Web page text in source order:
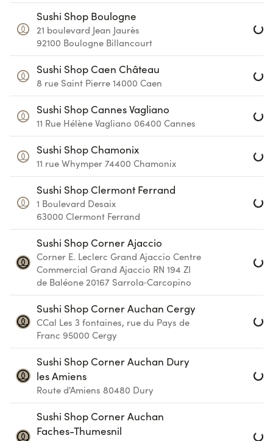
Sushi Shop Boulogne
21 boulevard Jean Jaurès
92100 Boulogne Billancourt
Sushi Shop Caen Château
8 rue Saint Pierre 14000 Caen
Sushi Shop Cannes Vagliano
11 Rue Hélène Vagliano 06400 Cannes
Sushi Shop Chamonix
11 rue Whymper 74400 Chamonix
Sushi Shop Clermont Ferrand
1 Boulevard Desaix
63000 Clermont Ferrand
Sushi Shop Corner Ajaccio
Corner E. Leclerc Grand Ajaccio Centre
Commercial Grand Ajaccio RN 194 ZI
de Baléone 20167 Sarrola‑Carcopino
Sushi Shop Corner Auchan Cergy
CCal Les 3 fontaines, rue du Pays de
Franc 95000 Cergy
Sushi Shop Corner Auchan Dury
les Amiens
Route d'Amiens 80480 Dury
Sushi Shop Corner Auchan
Faches-Thumesnil